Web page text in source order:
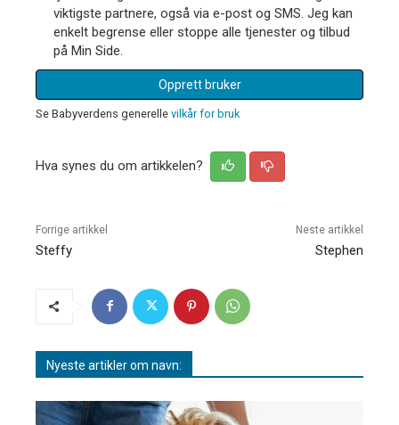
viktigste partnere, også via e-post og SMS. Jeg kan
enkelt begrense eller stoppe alle tjenester og tilbud
på Min Side.
Opprett bruker
Se Babyverdens generelle vilkår for bruk
Hva synes du om artikkelen?
Forrige artikkel
Steffy
Neste artikkel
Stephen
Nyeste artikler om navn: